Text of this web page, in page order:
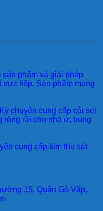
sản phẩm và giải pháp
trực tiếp. Sản phẩm mang
chuyên cung cấp cắt sét
rộng rãi cho nhà ở, trung
cung cấp kim thu sét
15, Quận Gò Vấp,